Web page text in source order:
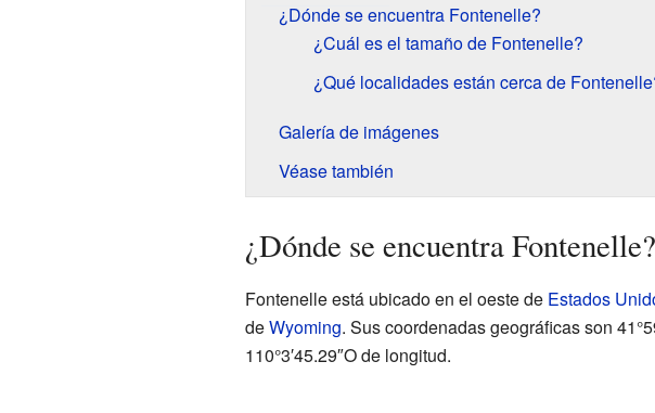
¿Dónde se encuentra Fontenelle?
¿Cuál es el tamaño de Fontenelle?
¿Qué localidades están cerca de
Galería de imágenes
Véase también
¿Dónde se encuentra Fontenelle?
Fontenelle está ubicado en el oeste de Estados
deWyoming. Sus coordenadas geográficas son
110°3′45.29″O de longitud.